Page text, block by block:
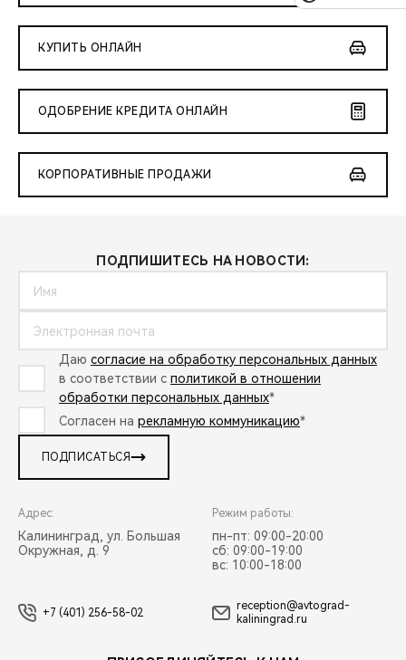
КУПИТЬ ОНЛАЙН
ОДОБРЕНИЕ КРЕДИТА ОНЛАЙН
КОРПОРАТИВНЫЕ ПРОДАЖИ
ПОДПИШИТЕСЬ НА НОВОСТИ:
Даю согласие на обработку персональных данных
в соответствии с политикой в отношении
обработки персональных данных*
Согласен на рекламную коммуникацию*
ПОДПИСАТЬСЯ
Адрес:
Калининград, ул. Большая
Окружная, д. 9
Режим работы:
пн-пт: 09:00-20:00
сб: 09:00-19:00
вс: 10:00-18:00
+7 (401) 256-58-02
reception@avtograd-
kaliningrad.ru